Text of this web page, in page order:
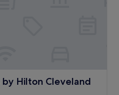
by Hilton Cleveland
Cleveland Rockside